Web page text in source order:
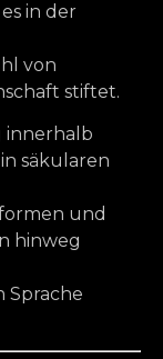
in der
von
stiftet.
innerhalb
in säkularen
und
hinweg
Sprache